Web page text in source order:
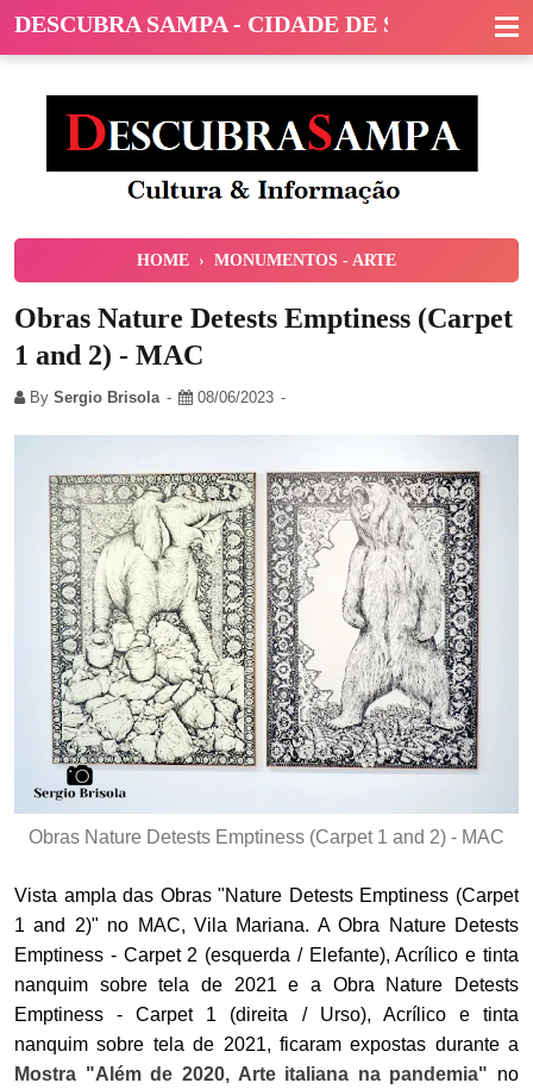
DESCUBRA SAMPA - CIDADE DE SÃO PAULO
HOME › MONUMENTOS - ARTE
Obras Nature Detests Emptiness (Carpet
1 and 2) - MAC
By Sergio Brisola 08/06/2023
Obras Nature Detests Emptiness (Carpet 1 and 2) - MAC
Vista ampla das Obras "Nature Detests Emptiness (Carpet
1 and 2)" no MAC, Vila Mariana. A Obra Nature Detests
Emptiness - Carpet 2 (esquerda / Elefante), Acrílico e tinta
nanquim sobre tela de 2021 e a Obra Nature Detests
Emptiness - Carpet 1 (direita / Urso), Acrílico e tinta
nanquim sobre tela de 2021, ficaram expostas durante a
Mostra "Além de 2020, Arte italiana na pandemia" no